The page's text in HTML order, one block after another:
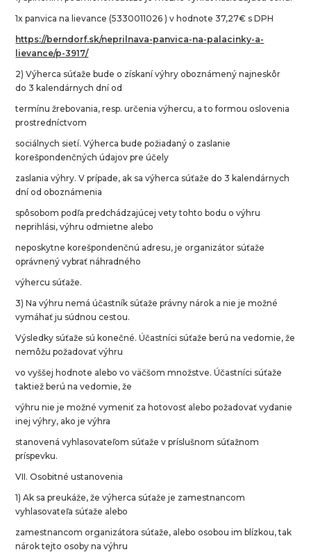
1x panvica na lievance (5330011026 ) v hodnote 37,27€ s DPH
https://berndorf.sk/neprilnava-panvica-na-palacinky-a-
lievance/p-3917/
2) Výherca súťaže bude o získaní výhry oboznámený najneskôr
do 3 kalendárnych dní od
termínu žrebovania, resp. určenia výhercu, a to formou oslovenia
prostredníctvom
sociálnych sietí. Výherca bude požiadaný o zaslanie
korešpondenčných údajov pre účely
zaslania výhry. V prípade, ak sa výherca súťaže do 3 kalendárnych
dní od oboznámenia
spôsobom podľa predchádzajúcej vety tohto bodu o výhru
neprihlási, výhru odmietne alebo
neposkytne korešpondenčnú adresu, je organizátor súťaže
oprávnený vybrať náhradného
výhercu súťaže.
3) Na výhru nemá účastník súťaže právny nárok a nie je možné
vymáhať ju súdnou cestou.
Výsledky súťaže sú konečné. Účastníci súťaže berú na vedomie, že
nemôžu požadovať výhru
vo vyššej hodnote alebo vo väčšom množstve. Účastníci súťaže
taktiež berú na vedomie, že
výhru nie je možné vymeniť za hotovosť alebo požadovať vydanie
inej výhry, ako je výhra
stanovená vyhlasovateľom súťaže v príslušnom súťažnom
príspevku.
VII. Osobitné ustanovenia
1) Ak sa preukáže, že výherca súťaže je zamestnancom
vyhlasovateľa súťaže alebo
zamestnancom organizátora súťaže, alebo osobou im blízkou, tak
nárok tejto osoby na výhru